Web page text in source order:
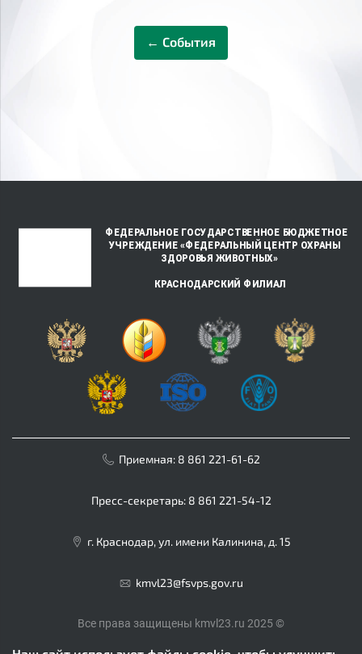
← События
Приемная: 8 861 221-61-62
Пресс-секретарь: 8 861 221-54-12
г. Краснодар, ул. имени Калинина, д. 15
kmvl23@fsvps.gov.ru
Все права защищены kmvl23.ru 2025 ©